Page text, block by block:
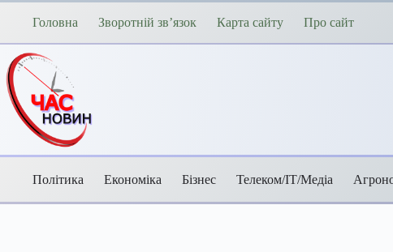
Перейти
Головна Зворотній зв’язок Карта сайту Про сайт
Політика Економіка Бізнес Телеком/ІТ/Медіа